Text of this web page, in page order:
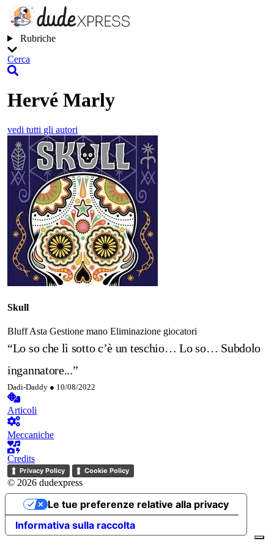
Rubriche
Cerca
Hervé Marly
vedi tutti gli autori
Skull
BluffAsta Gestione mano Eliminazione giocatori
“Lo so che lì sotto c’è un teschio… Lo so… Subdolo
ingannatore...”
Dadi-Daddy ● 10/08/2022
Articoli
Meccaniche
Credits
Privacy Policy Cookie Policy
© 2026 dudexpress
Informativa sulla raccolta
Le tue preferenze relative alla privacy